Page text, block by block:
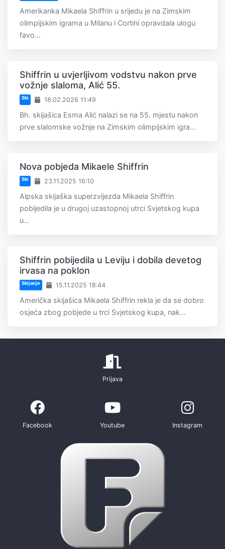
Amerikanka Mikaela Shiffrin u srijedu je na Zimskim
olimpijskim igrama u Milanu i Cortini opravdala ulogu
favo...
Shiffrin u uvjerljivom vodstvu nakon prve
vožnje slaloma, Alić 55.
Ski 18.02.2026 11:49
Bh. skijašica Esma Alić nalazi se na 55. mjestu nakon
prve slalomske vožnje na Zimskim olimpijskim igra...
Nova pobjeda Mikaele Shiffrin
Ski 23.11.2025 16:10
Alpska skijaška superzvijezda Mikaela Shiffrin
pobijedila je u drugoj uzastopnoj utrci Svjetskog kupa
u...
Shiffrin pobijedila u Leviju i dobila devetog
irvasa na poklon
Skijanje 15.11.2025 18:44
Američka skijašica Mikaela Shiffrin rekla je da se dobro
osjeća zbog pobjede u trci Svjetskog kupa, nak...
Prijava
Facebook Youtube Instagram